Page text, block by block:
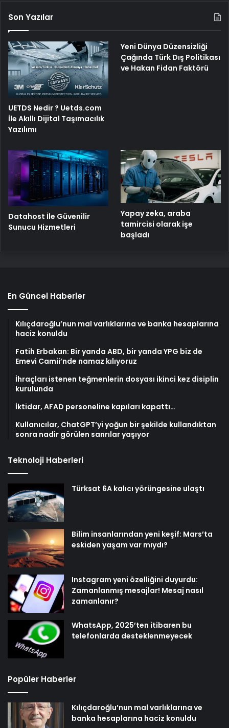
Son Yazılar
UETDS Nedir ? Uetds.com
İle Akıllı Dijital Taşımacılık
Yazılımı
Yeni Dünya Düzensizliği
Çağında Türk Dış Politikası
ve Hakan Fidan Faktörü
Datahost İle Güvenilir
Sunucu Hizmetleri
Yapay zeka, araba
tamircisi olarak işe
başladı
En Güncel Haberler
Kılıçdaroğlu’nun mal varlıklarına ve banka hesaplarına
haciz konuldu
Fatih Erbakan: Bir yanda ABD, bir yanda YPG biz de
Emevi Camii’nde namaz kılıyoruz
İhraçları istenen teğmenlerin dosyası ikinci kez disiplin
kurulunda
İktidar, AFAD personeline kapıları kapattı…
Kullanıcılar, ChatGPT’yi yoğun bir şekilde kullandıktan
sonra nadir görülen sanrılar yaşıyor
Teknoloji Haberleri
Türksat 6A kalıcı yörüngesine ulaştı
Bilim insanlarından yeni keşif: Mars’ta
eskiden yaşam var mıydı?
Instagram yeni özelliğini duyurdu:
Zamanlanmış mesajlar! Mesaj nasıl
zamanlanır?
WhatsApp, 2025’ten itibaren bu
telefonlarda desteklenmeyecek
Popüler Haberler
Kılıçdaroğlu’nun mal varlıklarına ve
banka hesaplarına haciz konuldu